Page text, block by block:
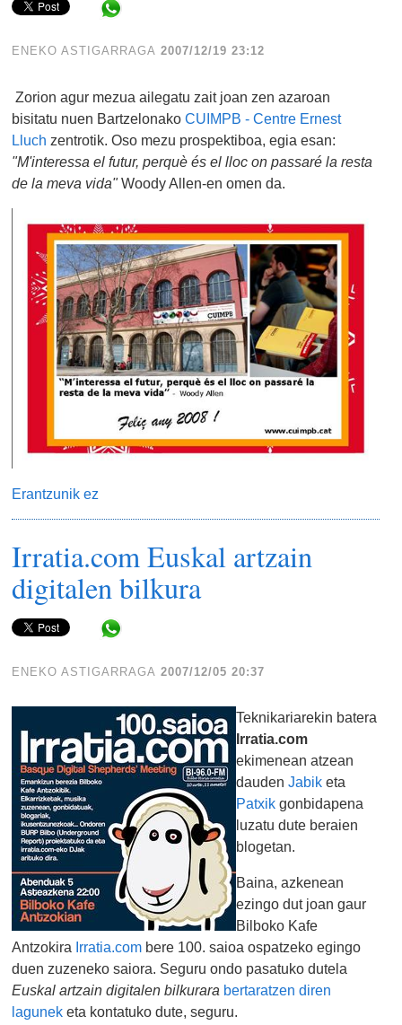
ENEKO ASTIGARRAGA 2007/12/19 23:12
Zorion agur mezua ailegatu zait joan zen azaroan
bisitatu nuen BartzelonakoCUIMPB - Centre Ernest
Lluch zentrotik. Oso mezu prospektiboa, egia esan:
"M'interessa el futur, perquè és el lloc on passaré la resta
de la meva vida"Woody Allen-en omen da.
Erantzunik ez
Irratia.com Euskal artzain
digitalen bilkura
ENEKO ASTIGARRAGA 2007/12/05 20:37
Teknikariarekin batera
Irratia.com
ekimenean atzean
daudenJabik eta
Patxik gonbidapena
luzatu dute beraien
blogetan.
Baina, azkenean
ezingo dut joan gaur
Bilboko Kafe
Antzokira Irratia.com bere 100. saioa ospatzeko egingo
duen zuzeneko saiora. Seguru ondo pasatuko dutela
Euskal artzain digitalen bilkurara bertaratzen diren
lagunek eta kontatuko dute, seguru.